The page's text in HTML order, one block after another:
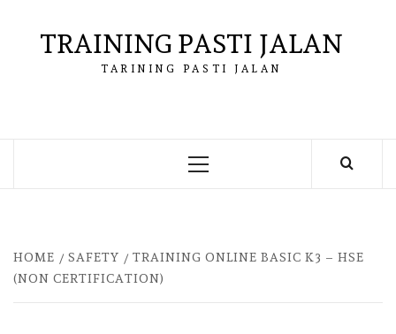
contentTRAINING PASTI JALAN
TARINING PASTI JALAN
Primary
HOME SAFETY
TRAINING ONLINE BASIC K3 – HSE
(NON CERTIFICATION)